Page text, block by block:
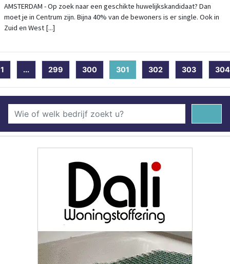
AMSTERDAM - Op zoek naar een geschikte huwelijkskandidaat? Dan
moet je in Centrum zijn. Bijna 40% van de bewoners is er single. Ook in
Zuid en West [...]
1 ... 299 300 301 (current)
302 303 304